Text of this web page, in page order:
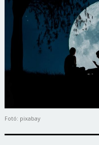
Fotó: pixabay